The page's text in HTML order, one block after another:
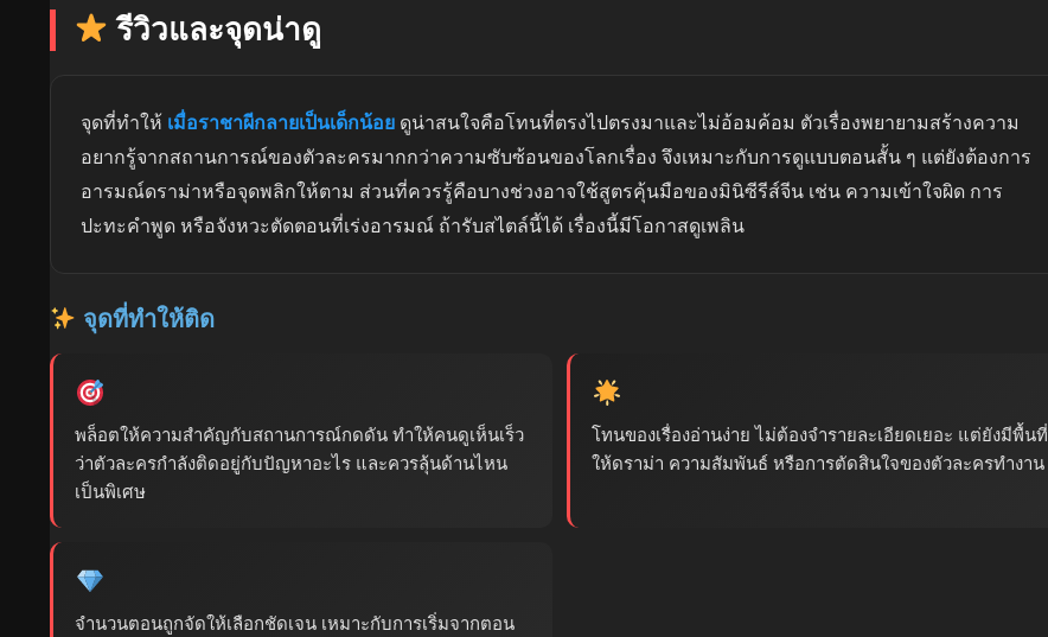
รีวิวและจุดน่าดู
จุดที่ทำให้ เมื่อราชาผีกลายเป็นเด็กน้อย ดูน่าสนใจคือโทนที่ตรงไปตรงมาและไม่อ้อมค้อม ตัวเรื่องพยายามสร้างความ
อยากรู้จากสถานการณ์ของตัวละครมากกว่าความซับซ้อนของโลกเรื่อง จึงเหมาะกับการดูแบบตอนสั้น ๆ แต่ยังต้องการ
อารมณ์ดราม่าหรือจุดพลิกให้ตาม ส่วนที่ควรรู้คือบางช่วงอาจใช้สูตรคุ้นมือของมินิซีรีส์จีน เช่น ความเข้าใจผิด การ
ปะทะคำพูด หรือจังหวะตัดตอนที่เร่งอารมณ์ ถ้ารับสไตล์นี้ได้ เรื่องนี้มีโอกาสดูเพลิน
จุดที่ทำให้ติด
พล็อตให้ความสำคัญกับสถานการณ์กดดัน ทำให้คนดูเห็นเร็ว
ว่าตัวละครกำลังติดอยู่กับปัญหาอะไร และควรลุ้นด้านไหน
เป็นพิเศษ
โทนของเรื่องอ่านง่าย ไม่ต้องจำรายละเอียดเยอะ แต่ยังมีพื้นที่
ให้ดราม่า ความสัมพันธ์ หรือการตัดสินใจของตัวละครทำงาน
จำนวนตอนถูกจัดให้เลือกชัดเจน เหมาะกับการเริ่มจากตอน